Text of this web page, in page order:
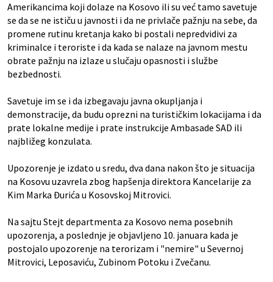
Amerikancima koji dolaze na Kosovo ili su već tamo savetuje
se da se ne ističu u javnosti i da ne privlače pažnju na sebe, da
promene rutinu kretanja kako bi postali nepredvidivi za
kriminalce i teroriste i da kada se nalaze na javnom mestu
obrate pažnju na izlaze u slučaju opasnosti i službe
bezbednosti.
Savetuje im se i da izbegavaju javna okupljanja i
demonstracije, da budu oprezni na turističkim lokacijama i da
prate lokalne medije i prate instrukcije Ambasade SAD ili
najbližeg konzulata.
Upozorenje je izdato u sredu, dva dana nakon što je situacija
na Kosovu uzavrela zbog hapšenja direktora Kancelarije za
Kim Marka Đurića u Kosovskoj Mitrovici.
Na sajtu Stejt departmenta za Kosovo nema posebnih
upozorenja, a poslednje je objavljeno 10. januara kada je
postojalo upozorenje na terorizam i "nemire" u Severnoj
Mitrovici, Leposaviću, Zubinom Potoku i Zvečanu.